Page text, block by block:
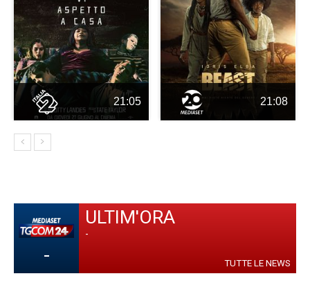
21:05 21:08
-
ULTIM'ORA
-
TUTTE LE NEWS